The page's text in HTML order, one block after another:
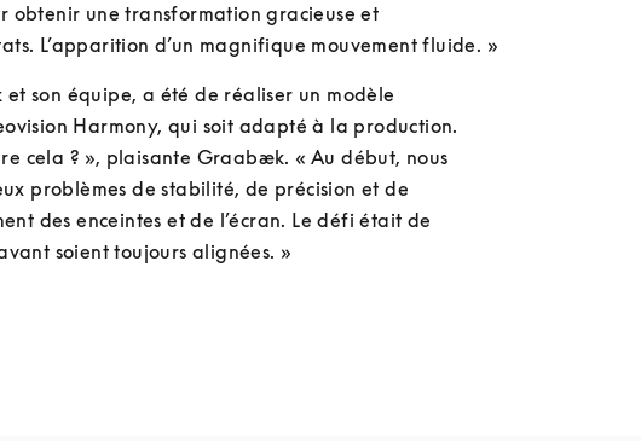
obtenir une transformation gracieuse et
L’apparition d’un magnifique mouvement fluide. »
son équipe, a été de réaliser un modèle
Harmony, qui soit adapté à la production.
cela ? », plaisante Graabæk. « Au début, nous
problèmes de stabilité, de précision et de
des enceintes et de l’écran. Le défi était de
soient toujours alignées. »